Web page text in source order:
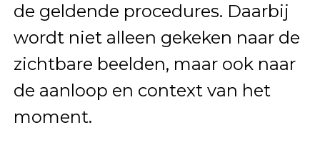
de geldende procedures. Daarbij
wordt niet alleen gekeken naar de
zichtbare beelden, maar ook naar
de aanloop en context van het
moment.